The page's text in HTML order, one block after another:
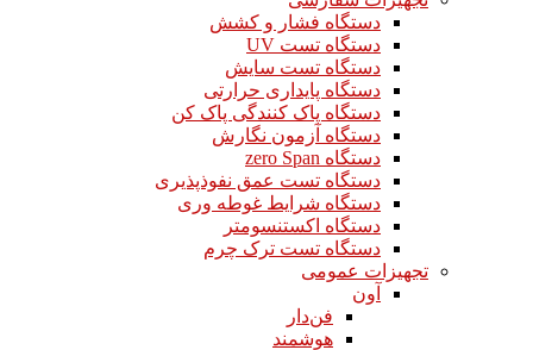
دستگاه فشار و کشش
دستگاه تست UV
دستگاه تست سایش
دستگاه پایداری حرارتی
دستگاه پاک کنندگی پاک کن
دستگاه آزمون نگارش
دستگاه zero Span
دستگاه تست عمق نفوذپذیری
دستگاه شرایط غوطه وری
دستگاه اکستنسومتر
دستگاه تست ترک چرم
تجهیزات عمومی
آون
فن‌دار
هوشمند